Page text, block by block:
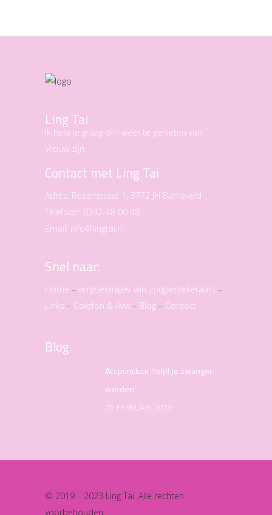
Ling Tai
Ik help je graag om weer te genieten van
Vrouw zijn.
Contact met Ling Tai
Adres: Rozenstraat 1, 3772 JH Barneveld
Telefoon: 0342-48 00 48
Email: info@lingtai.nl
Snel naar:
Home – vergoedingen van zorgverzekeraars –
Links – Colofon & Avw – Blog – Contact
Blog
Acupunctuur helpt je zwanger
worden
20 FEBRUARI 2019
© 2019 – 2023 Ling Tai. Alle rechten
voorbehouden